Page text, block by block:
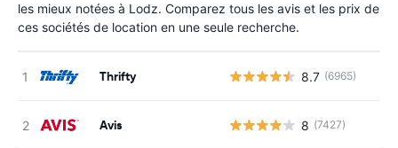
les mieux notées à Lodz. Comparez tous les avis et les prix de
ces sociétés de location en une seule recherche.
Thrifty 8.7 (6965)
Avis 8 (7427)